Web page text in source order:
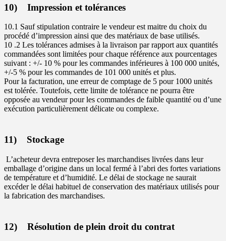
10) Impression et tolérances
10.1 Sauf stipulation contraire le vendeur est maitre du choix du
procédé d’impression ainsi que des matériaux de base utilisés.
10 .2 Les tolérances admises à la livraison par rapport aux quantités
commandées sont limitées pour chaque référence aux pourcentages
suivant : +/- 10 % pour les commandes inférieures à 100 000 unités,
+/-5 % pour les commandes de 101 000 unités et plus.
Pour la facturation, une erreur de comptage de 5 pour 1000 unités
est tolérée. Toutefois, cette limite de tolérance ne pourra être
opposée au vendeur pour les commandes de faible quantité ou d’une
exécution particulièrement délicate ou complexe.
11) Stockage
L’acheteur devra entreposer les marchandises livrées dans leur
emballage d’origine dans un local fermé à l’abri des fortes variations
de température et d’humidité. Le délai de stockage ne saurait
excéder le délai habituel de conservation des matériaux utilisés pour
la fabrication des marchandises.
12) Résolution de plein droit du contrat